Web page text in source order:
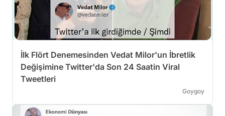
İlk Flört Denemesinden Vedat Milor'un İbretlik
Değişimine Twitter'da Son 24 Saatin Viral
Tweetleri
Goygoy